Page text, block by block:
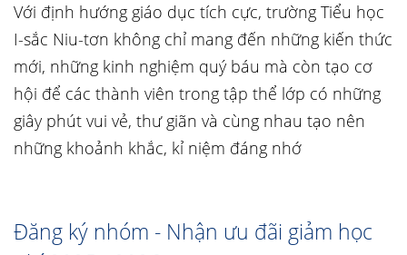
Với định hướng giáo dục tích cực, trường Tiểu học
I-sắc Niu-tơn không chỉ mang đến những kiến thức
mới, những kinh nghiệm quý báu mà còn tạo cơ
hội để các thành viên trong tập thể lớp có những
giây phút vui vẻ, thư giãn và cùng nhau tạo nên
những khoảnh khắc, kỉ niệm đáng nhớ
Đăng ký nhóm - Nhận ưu đãi giảm học